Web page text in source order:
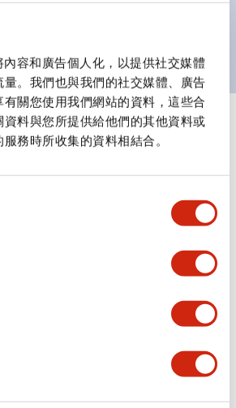
容和廣告個人化，以提供社交媒體
。我們也與我們的社交媒體、廣告
關您使用我們網站的資料，這些合
料與您所提供給他們的其他資料或
務時所收集的資料相結合。
安全性的彈子鎖結構
）